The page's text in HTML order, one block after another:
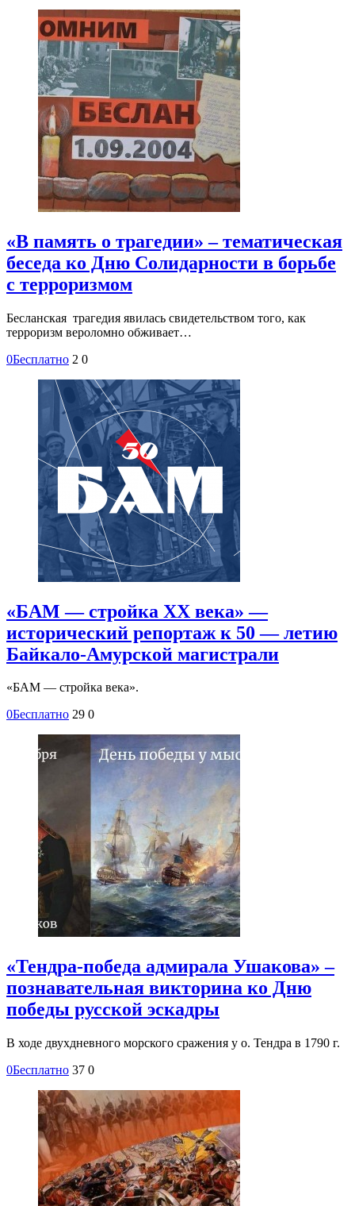
«В память о трагедии» – тематическая
беседа ко Дню Солидарности в борьбе
с терроризмом
Бесланская трагедия явилась свидетельством того, как
терроризм вероломно обживает…
0Бесплатно 2 0
«БАМ — стройка ХХ века» —
исторический репортаж к 50 — летию
Байкало-Амурской магистрали
«БАМ — стройка века».
0Бесплатно 29 0
«Тендра-победа адмирала Ушакова» –
познавательная викторина ко Дню
победы русской эскадры
В ходе двухдневного морского сражения у о. Тендра в 1790 г.
0Бесплатно 37 0